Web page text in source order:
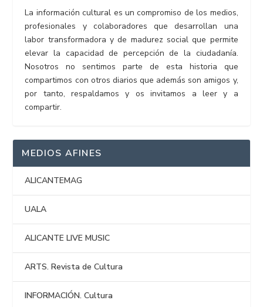
La información cultural es un compromiso de los medios,
profesionales y colaboradores que desarrollan una
labor transformadora y de madurez social que permite
elevar la capacidad de percepción de la ciudadanía.
Nosotros no sentimos parte de esta historia que
compartimos con otros diarios que además son amigos y,
por tanto, respaldamos y os invitamos a leer y a
compartir.
MEDIOS AFINES
ALICANTEMAG
UALA
ALICANTE LIVE MUSIC
ARTS. Revista de Cultura
INFORMACIÓN. Cultura